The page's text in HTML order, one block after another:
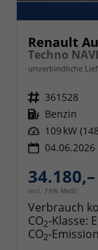
Renault
unverbindliche
Fahrzeugnr. 361528
Kraftstoff Benzin
Leistung 109 kW
04.06.2026
incl. 19% MwSt.
Verbrauch
CO2-Klasse: E
CO2-